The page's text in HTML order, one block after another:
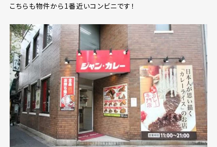
こちらも物件から1番近いコンビニです！